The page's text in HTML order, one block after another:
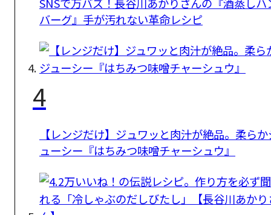
バーグ』手が汚れない革命レシピ
4
【レンジだけ】ジュワッと肉汁が絶品。柔ら
ューシー『はちみつ味噌チャーシュウ』